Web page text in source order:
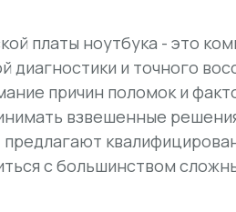
платы ноутбука - это
диагностики и точного
причин поломок и
взвешенные
предлагают
с большинством